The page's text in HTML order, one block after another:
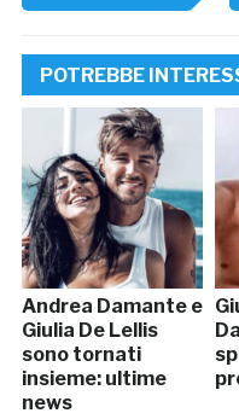
POTREBBE
Andrea Damante e
Giulia De Lellis
sono tornati
insieme: ultime
news